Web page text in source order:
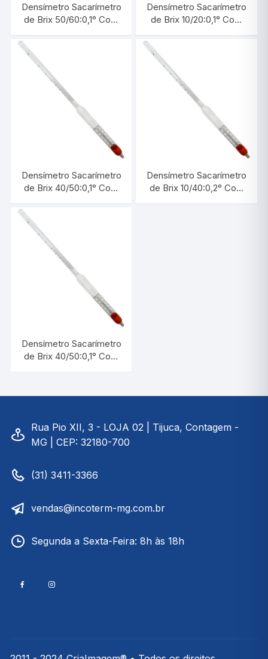
Densímetro Sacarímetro
de Brix 50/60:0,1° Com
Densímetro Sacarímetro
de Brix 10/20:0,1° Com
Densímetro Sacarímetro
de Brix 40/50:0,1° Com
Densímetro Sacarímetro
de Brix 10/40:0,2° Com
Densímetro Sacarímetro
de Brix 40/50:0,1° Com
Rua Pio XII, 3 - LOJA 02 | Tijuca, Contagem -
MG | CEP: 32180-700
(31) 3411-3366
vendas@incoterm-mg.com.br
Segunda a Sexta-Feira: 8h às 18h